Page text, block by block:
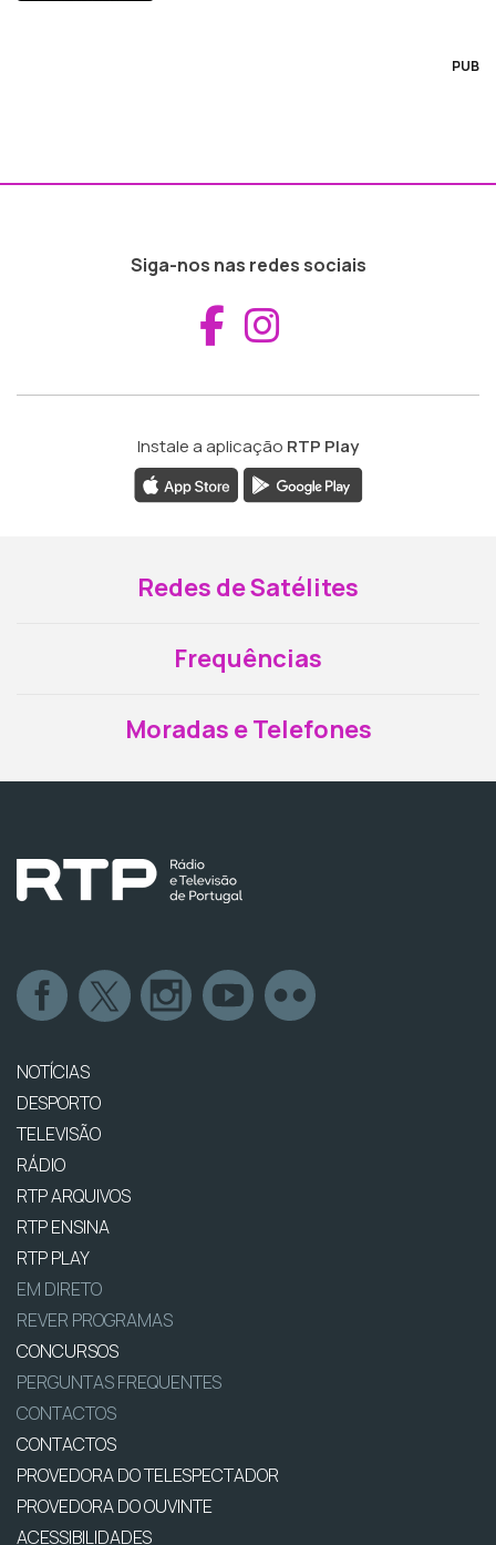
PUB
Siga-nos nas redes sociais
Aceder ao
Instale a aplicação RTP Play
Redes de Satélites
Frequências
Moradas e Telefones
NOTÍCIAS
DESPORTO
TELEVISÃO
RÁDIO
RTP ARQUIVOS
RTP ENSINA
RTP PLAY
EM DIRETO
REVER PROGRAMAS
CONCURSOS
PERGUNTAS FREQUENTES
CONTACTOS
CONTACTOS
PROVEDORA DO TELESPECTADOR
PROVEDORA DO OUVINTE
ACESSIBILIDADES